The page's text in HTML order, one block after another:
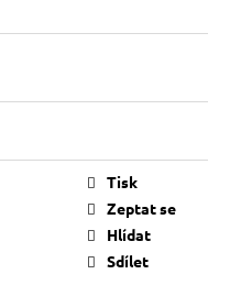
Tisk
Zeptat se
Hlídat
Sdílet